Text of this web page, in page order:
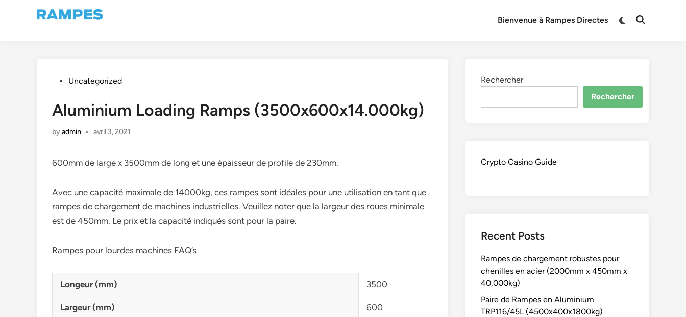
Bienvenue à Rampes Directes
Switch
Open
PostedUncategorized
Aluminium Loading Ramps (3500x600x14.000kg)
byadmin • avril 3, 2021
600mm de large x 3500mm de long et une épaisseur de profile de 230mm.
Avec une capacité maximale de 14000kg, ces rampes sont idéales pour une utilisation en tant que
rampes de chargement de machines industrielles. Veuillez noter que la largeur des roues minimale
est de 450mm. Le prix et la capacité indiqués sont pour la paire.
Rampes pour lourdes machines FAQ’s
Longeur (mm) 3500
Largeur (mm) 600
Rechercher
Rechercher
Crypto Casino Guide
Recent Posts
Rampes de chargement robustes pour
chenilles en acier (2000mm x 450mm x
40,000kg)
Paire de Rampes en Aluminium
TRP116/45L (4500x400x1800kg)